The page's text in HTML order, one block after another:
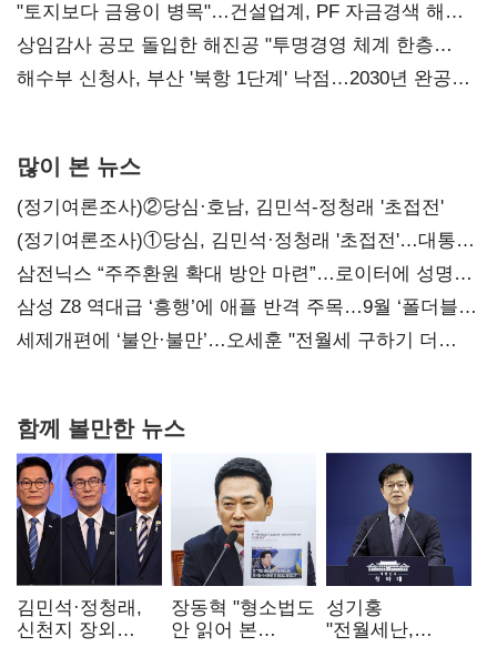
점주 울리는 '상시 할인'
"토지보다 금융이 병목"…건설업계, PF 자금경색 해소
목소리
상임감사 공모 돌입한 해진공 "투명경영 체계 한층
강화"
해수부 신청사, 부산 '북항 1단계' 낙점…2030년 완공
많이 본 뉴스
(정기여론조사)②당심·호남, 김민석-정청래 '초접전'
(정기여론조사)①당심, 김민석·정청래 '초접전'…대통령
지지도 '50% 아래로'(종합)
삼전닉스 “주주환원 확대 방안 마련”…로이터에 성명
보내
삼성 Z8 역대급 ‘흥행’에 애플 반격 주목…9월 ‘폴더블
대전’
세제개편에 ‘불안·불만’…오세훈 "전월세 구하기 더
함께 볼만한 뉴스
김민석·정청래,
신천지 장외
장동혁 "형소법도
안 읽어 본
성기홍
"전월세난,